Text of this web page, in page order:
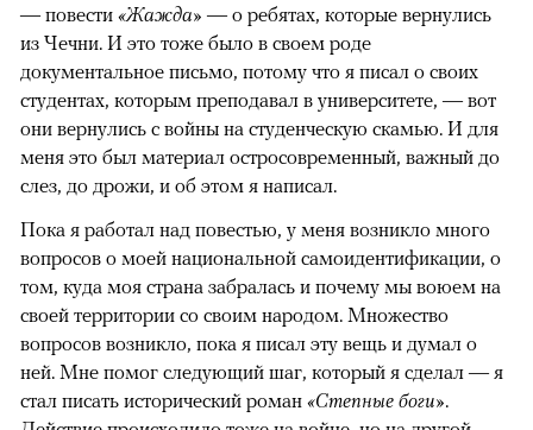
— повести «Жажда» — о ребятах, которые вернулись
из Чечни. И это тоже было в своем роде
документальное письмо, потому что я писал о своих
студентах, которым преподавал в университете, — вот
они вернулись с войны на студенческую скамью. И для
меня это был материал остросовременный, важный до
слез, до дрожи, и об этом я написал.
Пока я работал над повестью, у меня возникло много
вопросов о моей национальной самоидентификации, о
том, куда моя страна забралась и почему мы воюем на
своей территории со своим народом. Множество
вопросов возникло, пока я писал эту вещь и думал о
ней. Мне помог следующий шаг, который я сделал — я
стал писать исторический роман «Степные боги».